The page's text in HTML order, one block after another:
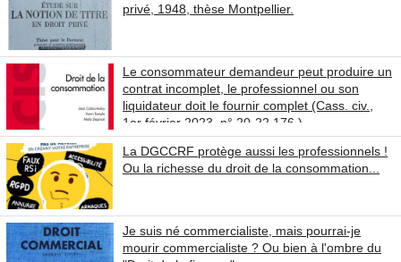
privé, 1948, thèse Montpellier.
Le consommateur demandeur peut produire un
contrat incomplet, le professionnel ou son
liquidateur doit le fournir complet (Cass. civ.,
1er février 2023, n° 20-22.176 )
La DGCCRF protège aussi les professionnels !
Ou la richesse du droit de la consommation...
Je suis né commercialiste, mais pourrai-je
mourir commercialiste ? Ou bien à l'ombre du